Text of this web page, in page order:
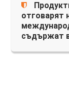
отговарят
съдържат